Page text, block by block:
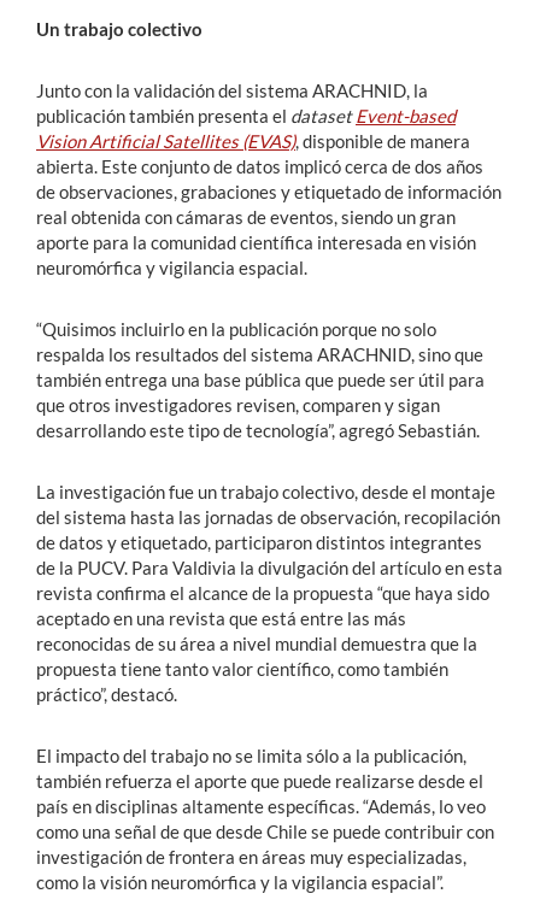
Un trabajo colectivo
Junto con la validación del sistema ARACHNID, la
publicación también presenta el dataset Event-based
Vision Artificial Satellites (EVAS), disponible de manera
abierta. Este conjunto de datos implicó cerca de dos años
de observaciones, grabaciones y etiquetado de información
real obtenida con cámaras de eventos, siendo un gran
aporte para la comunidad científica interesada en visión
neuromórfica y vigilancia espacial.
“Quisimos incluirlo en la publicación porque no solo
respalda los resultados del sistema ARACHNID, sino que
también entrega una base pública que puede ser útil para
que otros investigadores revisen, comparen y sigan
desarrollando este tipo de tecnología”, agregó Sebastián.
La investigación fue un trabajo colectivo, desde el montaje
del sistema hasta las jornadas de observación, recopilación
de datos y etiquetado, participaron distintos integrantes
de la PUCV. Para Valdivia la divulgación del artículo en esta
revista confirma el alcance de la propuesta “que haya sido
aceptado en una revista que está entre las más
reconocidas de su área a nivel mundial demuestra que la
propuesta tiene tanto valor científico, como también
práctico”, destacó.
El impacto del trabajo no se limita sólo a la publicación,
también refuerza el aporte que puede realizarse desde el
país en disciplinas altamente específicas. “Además, lo veo
como una señal de que desde Chile se puede contribuir con
investigación de frontera en áreas muy especializadas,
como la visión neuromórfica y la vigilancia espacial”.